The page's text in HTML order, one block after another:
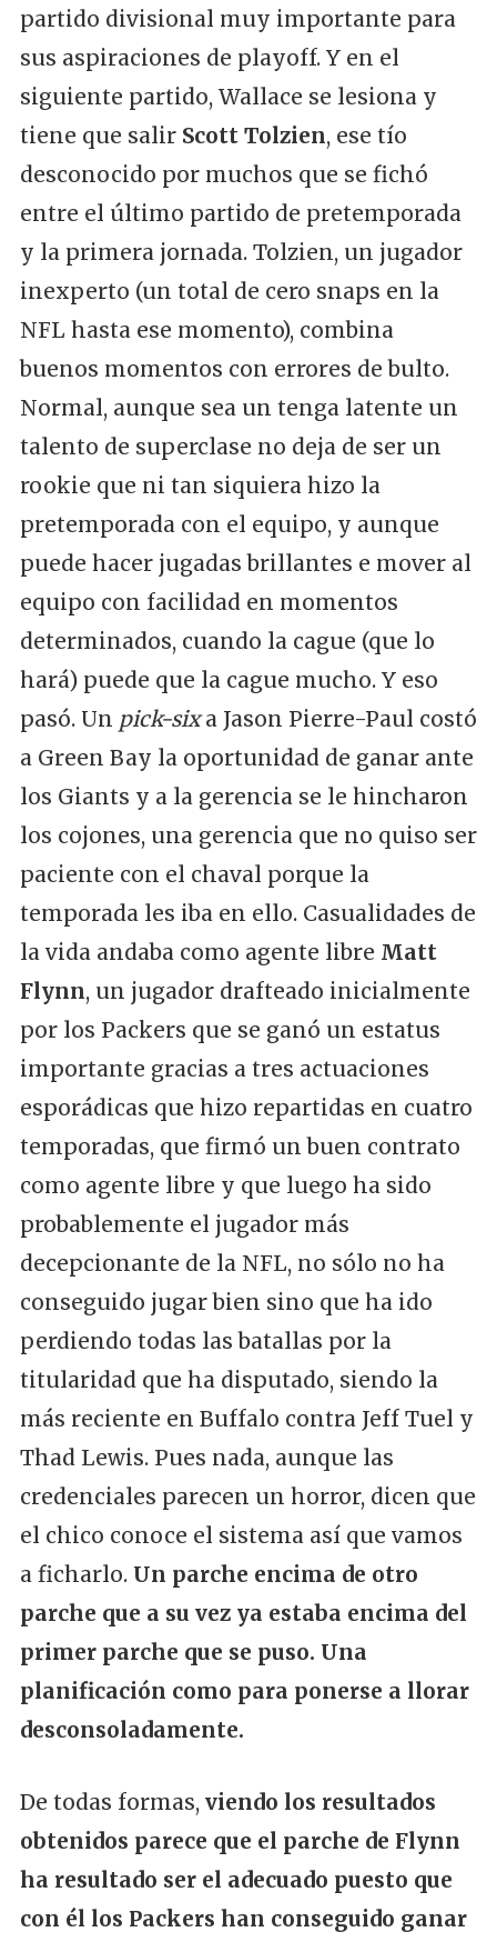
partido divisional muy importante para
sus aspiraciones de playoff. Y en el
siguiente partido, Wallace se lesiona y
tiene que salir Scott Tolzien, ese tío
desconocido por muchos que se fichó
entre el último partido de pretemporada
y la primera jornada. Tolzien, un jugador
inexperto (un total de cero snaps en la
NFL hasta ese momento), combina
buenos momentos con errores de bulto.
Normal, aunque sea un tenga latente un
talento de superclase no deja de ser un
rookie que ni tan siquiera hizo la
pretemporada con el equipo, y aunque
puede hacer jugadas brillantes e mover al
equipo con facilidad en momentos
determinados, cuando la cague (que lo
hará) puede que la cague mucho. Y eso
pasó. Un pick-sixa Jason Pierre-Paul costó
a Green Bay la oportunidad de ganar ante
los Giants y a la gerencia se le hincharon
los cojones, una gerencia que no quiso ser
paciente con el chaval porque la
temporada les iba en ello. Casualidades de
la vida andaba como agente libre Matt
Flynn, un jugador drafteado inicialmente
por los Packers que se ganó un estatus
importante gracias a tres actuaciones
esporádicas que hizo repartidas en cuatro
temporadas, que firmó un buen contrato
como agente libre y que luego ha sido
probablemente el jugador más
decepcionante de la NFL, no sólo no ha
conseguido jugar bien sino que ha ido
perdiendo todas las batallas por la
titularidad que ha disputado, siendo la
más reciente en Buffalo contra Jeff Tuel y
Thad Lewis. Pues nada, aunque las
credenciales parecen un horror, dicen que
el chico conoce el sistema así que vamos
a ficharlo.Un parche encima de otro
parche que a su vez ya estaba encima del
primer parche que se puso. Una
planificación como para ponerse a llorar
desconsoladamente.
De todas formas, viendo los resultados
obtenidos parece que el parche de Flynn
ha resultado ser el adecuado puesto que
con él los Packers han conseguido ganar